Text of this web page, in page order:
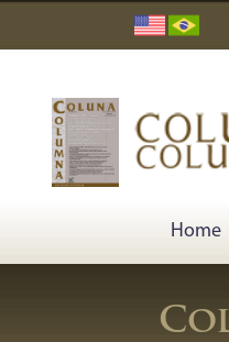
Home